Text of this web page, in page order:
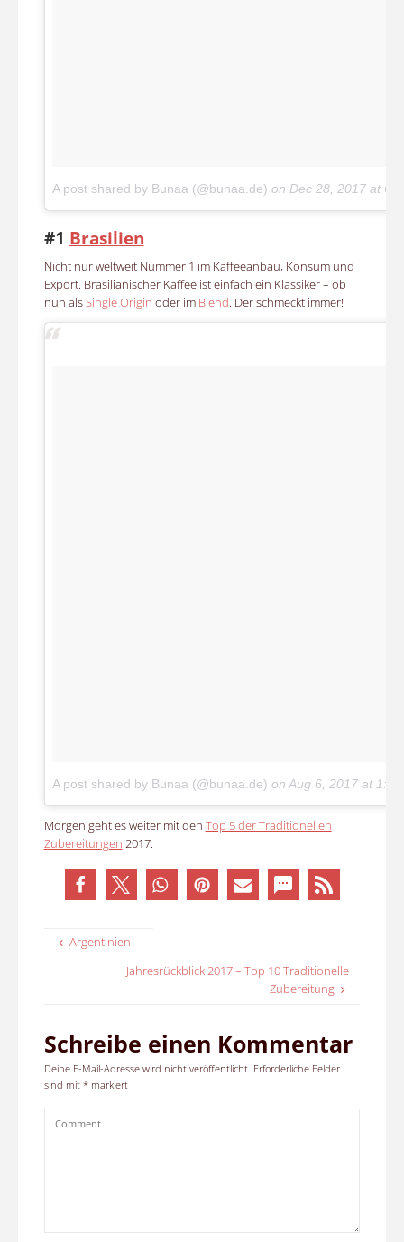
A post shared by Bunaa (@bunaa.de) on Dec 28, 2017 at
#1 Brasilien
Nicht nur weltweit Nummer 1 im Kaffeeanbau, Konsum und
Export. Brasilianischer Kaffee ist einfach ein Klassiker – ob
nun alsSingle Origin oder im Blend. Der schmeckt immer!
A post shared by Bunaa (@bunaa.de) on Aug 6, 2017 at
Morgen geht es weiter mit den Top 5 der Traditionellen
Zubereitungen 2017.
Argentinien
Jahresrückblick 2017 – Top 10 Traditionelle
Zubereitung
Schreibe einen Kommentar
Deine E-Mail-Adresse wird nicht veröffentlicht. Erforderliche Felder
sind mit *markiert